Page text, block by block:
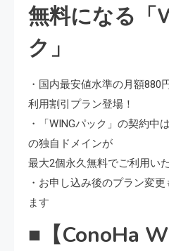
無料になる「
ク」
・国内最安値水準の月額880
利用割引プラン登場！
・「WINGパック」の契約中
の独自ドメインが
最大2個永久無料でご利用い
・お申し込み後のプラン変
ます
■【ConoHa